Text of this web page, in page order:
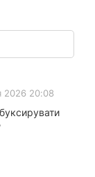
2026 20:08